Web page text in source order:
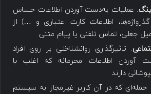
: عملیات به‌دست آوردن اطلاعات حساس
گذرواژه‌ها، اطلاعات کارت اعتباری و …) از
جعلی، تماس تلفنی یا پیام متنی
: تاثیرگذاری روانشناختی بر روی افراد
آوردن اطلاعات محرمانه که اغلب با
دارند
: حمله‌ای که در آن کاربر غیرمجاز به سیستم